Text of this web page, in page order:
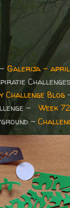
Galerija –
Challenge Blog
-
Week
-